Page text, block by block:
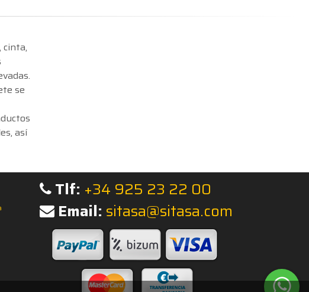
cinta,
se
así
Tlf: +34 925 23 22 00
Email: sitasa@sitasa.com